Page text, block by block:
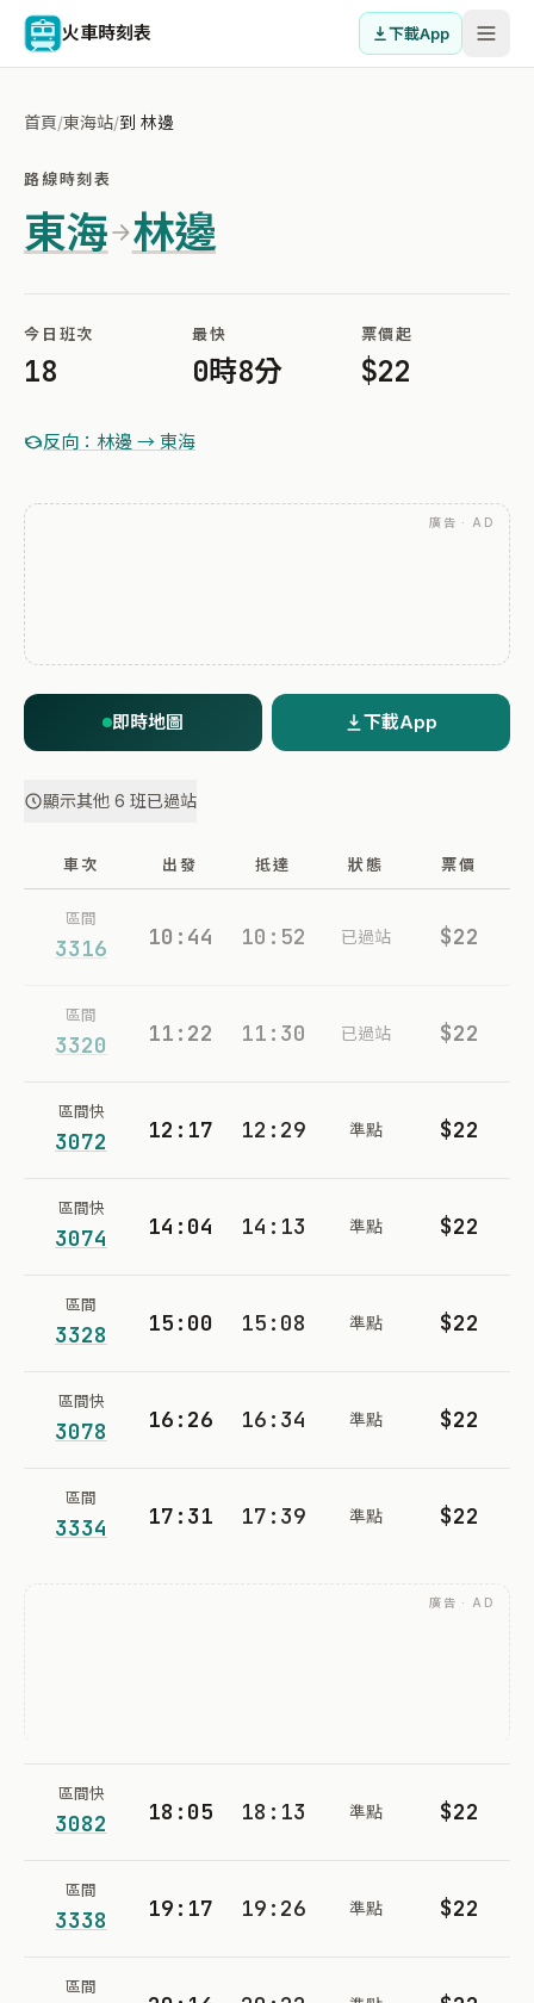
火車時刻表 下載App
首頁/東海站/到 林邊
路線時刻表
東海 林邊
今日班次
18
最快
0時8分
票價起
$22
反向：林邊 → 東海
廣告 · AD
即時地圖 下載App
顯示其他 6 班已過站
車次 出發 抵達 狀態 票價
區間
3316 10:44 10:52 已過站 $22
區間
3320 11:22 11:30 已過站 $22
區間快
3072 12:17 12:29 準點 $22
區間快
3074 14:04 14:13 準點 $22
區間
3328 15:00 15:08 準點 $22
區間快
3078 16:26 16:34 準點 $22
區間
3334 17:31 17:39 準點 $22
廣告 · AD
區間快
3082 18:05 18:13 準點 $22
區間
3338 19:17 19:26 準點 $22
區間